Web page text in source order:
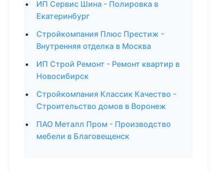
ИП Сервис Шина - Полировка в
Екатеринбург
Стройкомпания Плюс Престиж -
Внутренняя отделка в Москва
ИП Строй Ремонт - Ремонт квартир в
Новосибирск
Стройкомпания Классик Качество -
Строительство домов в Воронеж
ПАО Металл Пром - Производство
мебели в Благовещенск